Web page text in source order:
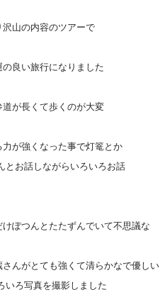
山の内容のツアーで
良い旅行になりました
が長くて歩くのが大変
が強くなった事で灯篭とか
とお話しながらいろいろお話
ぽつんとたたずんでいて不思議な
んがとても強くて清らかなで優しい
いろ写真を撮影しました